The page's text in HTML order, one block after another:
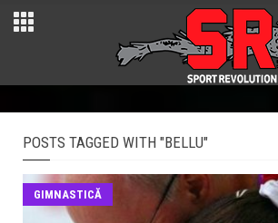
POSTS TAGGED WITH "BELLU"
GIMNASTICĂ